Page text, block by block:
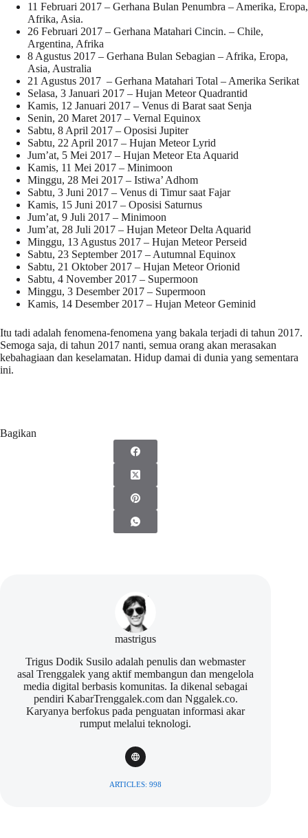
11 Februari 2017 – Gerhana Bulan Penumbra – Amerika, Eropa,
Afrika, Asia.
26 Februari 2017 – Gerhana Matahari Cincin. – Chile,
Argentina, Afrika
8 Agustus 2017 – Gerhana Bulan Sebagian – Afrika, Eropa,
Asia, Australia
21 Agustus 2017 – Gerhana Matahari Total – Amerika Serikat
Selasa, 3 Januari 2017 – Hujan Meteor Quadrantid
Kamis, 12 Januari 2017 – Venus di Barat saat Senja
Senin, 20 Maret 2017 – Vernal Equinox
Sabtu, 8 April 2017 – Oposisi Jupiter
Sabtu, 22 April 2017 – Hujan Meteor Lyrid
Jum’at, 5 Mei 2017 – Hujan Meteor Eta Aquarid
Kamis, 11 Mei 2017 – Minimoon
Minggu, 28 Mei 2017 – Istiwa’ Adhom
Sabtu, 3 Juni 2017 – Venus di Timur saat Fajar
Kamis, 15 Juni 2017 – Oposisi Saturnus
Jum’at, 9 Juli 2017 – Minimoon
Jum’at, 28 Juli 2017 – Hujan Meteor Delta Aquarid
Minggu, 13 Agustus 2017 – Hujan Meteor Perseid
Sabtu, 23 September 2017 – Autumnal Equinox
Sabtu, 21 Oktober 2017 – Hujan Meteor Orionid
Sabtu, 4 November 2017 – Supermoon
Minggu, 3 Desember 2017 – Supermoon
Kamis, 14 Desember 2017 – Hujan Meteor Geminid
Itu tadi adalah fenomena-fenomena yang bakala terjadi di tahun 2017.
Semoga saja, di tahun 2017 nanti, semua orang akan merasakan
kebahagiaan dan keselamatan. Hidup damai di dunia yang sementara
ini.
Bagikan
mastrigus
Trigus Dodik Susilo adalah penulis dan webmaster
asal Trenggalek yang aktif membangun dan mengelola
media digital berbasis komunitas. Ia dikenal sebagai
pendiri KabarTrenggalek.com dan Nggalek.co.
Karyanya berfokus pada penguatan informasi akar
rumput melalui teknologi.
ARTICLES: 998